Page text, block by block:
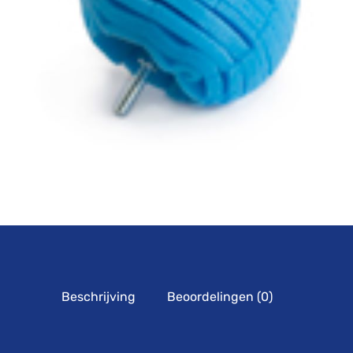
Beschrijving Beoordelingen (0)